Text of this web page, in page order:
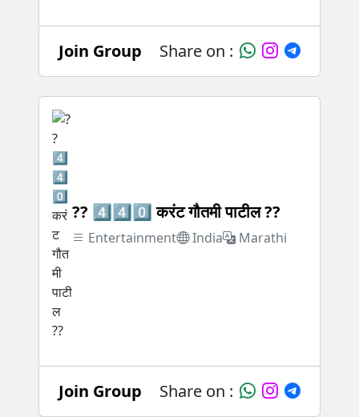
Join Group Share on :
?? 4️⃣4️⃣0️⃣ करंट गौतमी पाटील ??
Entertainment India Marathi
Join Group Share on :